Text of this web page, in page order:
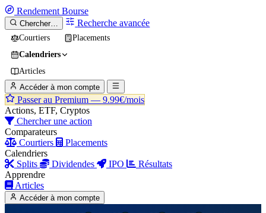
Rendement Bourse
Chercher… Recherche avancée
Courtiers
Placements
Calendriers
Articles
Accéder à mon compte
Passer au Premium — 9.99€/mois
Actions, ETF, Cryptos
Chercher une action
Comparateurs
Courtiers
Placements
Calendriers
Splits
Dividendes IPO
Résultats
Apprendre
Articles
Accéder à mon compte